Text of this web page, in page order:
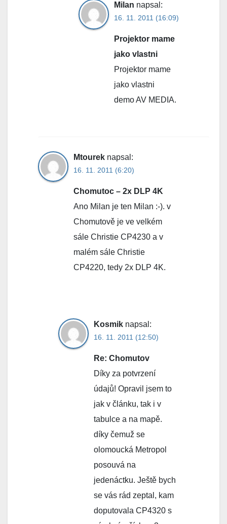
Milan napsal:
16. 11. 2011 (16:09)
Projektor mame
jako vlastni
Projektor mame
jako vlastni
demo AV MEDIA.
Mtourek napsal:
16. 11. 2011 (6:20)
Chomutoc – 2x DLP 4K
Ano Milan je ten Milan :-). v
Chomutově je ve velkém
sále Christie CP4230 a v
malém sále Christie
CP4220, tedy 2x DLP 4K.
Kosmik napsal:
16. 11. 2011 (12:50)
Re: Chomutov
Díky za potvrzení
údajů! Opravil jsem to
jak v článku, tak i v
tabulce a na mapě.
díky čemuž se
olomoucká Metropol
posouvá na
jedenáctku. Ještě bych
se vás rád zeptal, kam
doputovala CP4320 s